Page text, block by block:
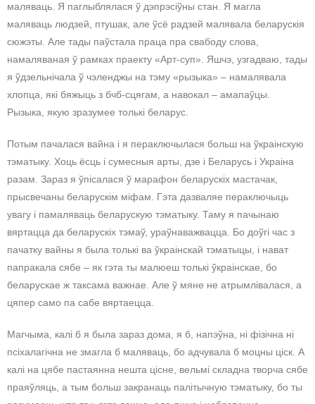
маляваць. Я паглыблялася ў дэпрэсіўны стан. Я магла
маляваць людзей, птушак, але ўсё радзей малявала беларускія
сюжэты. Але тады паўстала праца пра свабоду слова,
намаляваная ў рамках праекту «Арт-суп». Яшчэ, узгадваю, тады
я ўдзельнічала ў чэленджы на тэму «рызыка» – намалявала
хлопца, які бяжыць з бчб-сцягам, а навокал – амапаўцы.
Рызыка, якую зразумее толькі беларус.
Потым пачалася вайна і я пераключылася больш на ўкраінскую
тэматыку. Хоць ёсць і сумесныя арты, дзе і Беларусь і Украіна
разам. Зараз я ўпісалася ў марафон беларускіх мастачак,
прысвечаны беларускім міфам. Гэта дазваляе пераключыць
увагу і памаляваць беларускую тэматыку. Таму я пачынаю
вяртацца да беларускіх тэмаў, ураўнаважвацца. Бо доўгі час з
пачатку вайны я была толькі ва ўкраінскай тэматыцы, і нават
папракала сябе – як гэта ты малюеш толькі ўкраінскае, бо
беларускае ж таксама важнае. Але ў мяне не атрымлівалася, а
цяпер само па сабе вяртаецца.
Магчыма, калі б я была зараз дома, я б, напэўна, ні фізічна ні
псіхалагічна не змагла б маляваць, бо адчувала б моцны ціск. А
калі на цябе пастаянна нешта цісне, вельмі складна творча сябе
праяўляць, а тым больш закранаць палітычную тэматыку, бо ты